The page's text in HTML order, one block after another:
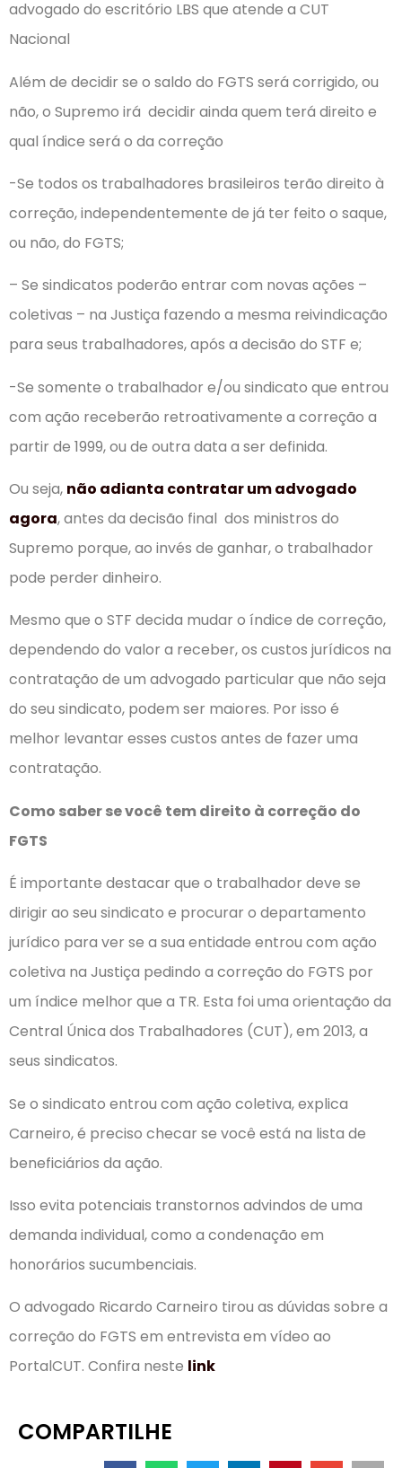
advogado do escritório LBS que atende a CUT
Nacional
Além de decidir se o saldo do FGTS será corrigido, ou
não, o Supremo irá decidir ainda quem terá direito e
qual índice será o da correção
-Se todos os trabalhadores brasileiros terão direito à
correção, independentemente de já ter feito o saque,
ou não, do FGTS;
– Se sindicatos poderão entrar com novas ações –
coletivas – na Justiça fazendo a mesma reivindicação
para seus trabalhadores, após a decisão do STF e;
-Se somente o trabalhador e/ou sindicato que entrou
com ação receberão retroativamente a correção a
partir de 1999, ou de outra data a ser definida.
Ou seja, não adianta contratar um advogado
agora, antes da decisão final dos ministros do
Supremo porque, ao invés de ganhar, o trabalhador
pode perder dinheiro.
Mesmo que o STF decida mudar o índice de correção,
dependendo do valor a receber, os custos jurídicos na
contratação de um advogado particular que não seja
do seu sindicato, podem ser maiores. Por isso é
melhor levantar esses custos antes de fazer uma
contratação.
Como saber se você tem direito à correção do
FGTS
É importante destacar que o trabalhador deve se
dirigir ao seu sindicato e procurar o departamento
jurídico para ver se a sua entidade entrou com ação
coletiva na Justiça pedindo a correção do FGTS por
um índice melhor que a TR. Esta foi uma orientação da
Central Única dos Trabalhadores (CUT), em 2013, a
seus sindicatos.
Se o sindicato entrou com ação coletiva, explica
Carneiro, é preciso checar se você está na lista de
beneficiários da ação.
Isso evita potenciais transtornos advindos de uma
demanda individual, como a condenação em
honorários sucumbenciais.
O advogado Ricardo Carneiro tirou as dúvidas sobre a
correção do FGTS em entrevista em vídeo ao
PortalCUT. Confira neste link
COMPARTILHE